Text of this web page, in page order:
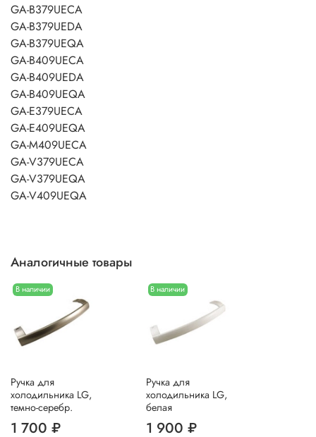
GA-B379UECA
GA-B379UEDA
GA-B379UEQA
GA-B409UECA
GA-B409UEDA
GA-B409UEQA
GA-E379UECA
GA-E409UEQA
GA-M409UECA
GA-V379UECA
GA-V379UEQA
GA-V409UEQA
Аналогичные товары
В наличии
Ручка для
холодильника LG,
темно-серебр.
1 700 ₽
В наличии
Ручка для
холодильника LG,
белая
1 900 ₽